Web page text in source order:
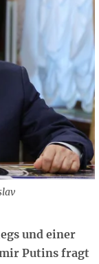
und einer
Putins fragt